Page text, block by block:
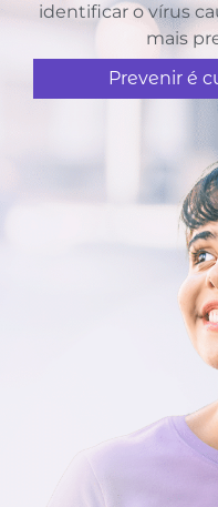
identificar o vírus
mais
Prevenir é